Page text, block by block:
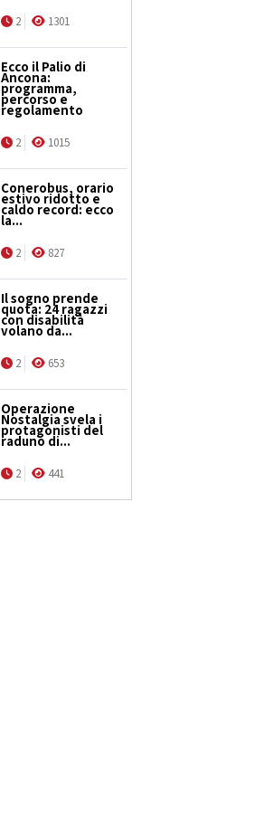
2 1301
Ecco il Palio di
Ancona:
programma,
percorso e
regolamento
2 1015
Conerobus, orario
estivo ridotto e
caldo record: ecco
la...
2 827
Il sogno prende
quota: 24 ragazzi
con disabilità
volano da...
2 653
Operazione
Nostalgia svela i
protagonisti del
raduno di...
2 441